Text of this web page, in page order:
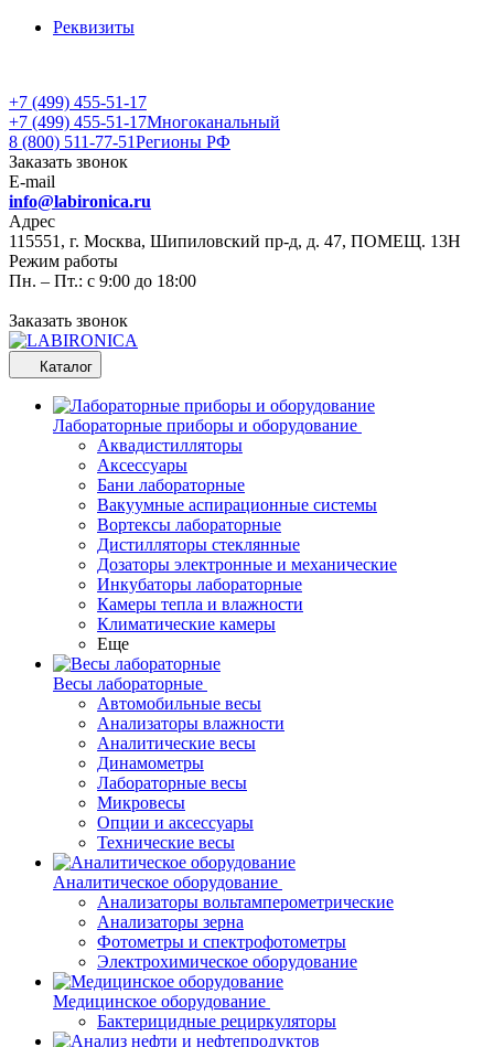
Реквизиты
+7 (499) 455-51-17
+7 (499) 455-51-17Многоканальный
8 (800) 511-77-51Регионы РФ
Заказать звонок
E-mail
info@labironica.ru
Адрес
115551, г. Москва, Шипиловский пр-д, д. 47, ПОМЕЩ. 13Н
Режим работы
Пн. – Пт.: с 9:00 до 18:00
Заказать звонок
Каталог
Лабораторные приборы и оборудование
Аквадистилляторы
Аксессуары
Бани лабораторные
Вакуумные аспирационные системы
Вортексы лабораторные
Дистилляторы стеклянные
Дозаторы электронные и механические
Инкубаторы лабораторные
Камеры тепла и влажности
Климатические камеры
Еще
Весы лабораторные
Автомобильные весы
Анализаторы влажности
Аналитические весы
Динамометры
Лабораторные весы
Микровесы
Опции и аксессуары
Технические весы
Аналитическое оборудование
Анализаторы вольтамперометрические
Анализаторы зерна
Фотометры и спектрофотометры
Электрохимическое оборудование
Медицинское оборудование
Бактерицидные рециркуляторы